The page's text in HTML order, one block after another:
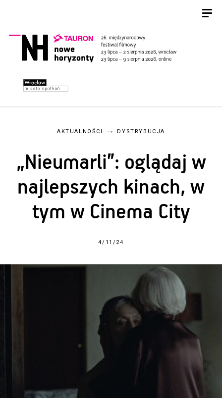
AKTUALNOŚCI DYSTRYBUCJA
„Nieumarli”: oglądaj w
najlepszych kinach, w
tym w Cinema City
4/11/24